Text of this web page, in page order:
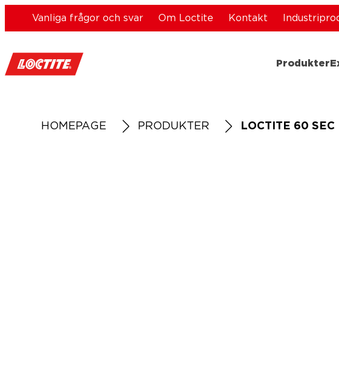
Vanliga frågor och svar Om Loctite Kontakt
Produkter
HOMEPAGE PRODUKTER LOCTITE 60 SEC